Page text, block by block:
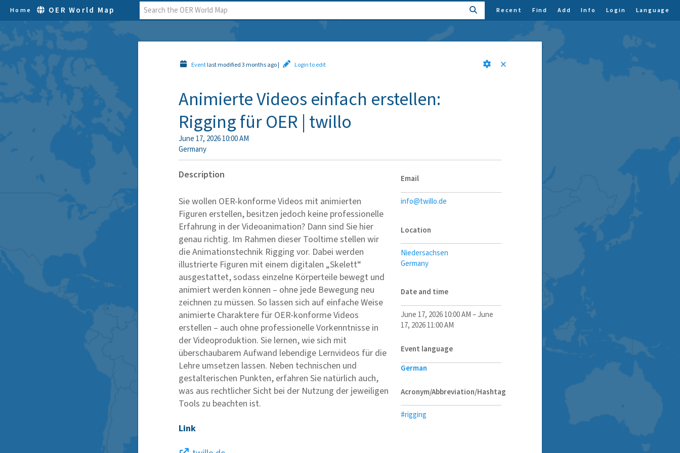
Home OER World Map Recent Find Add Info Login Language
Eventlast modified 3 months ago| Login to edit
Animierte Videos einfach erstellen:
Rigging für OER | twillo
June 17, 2026 10:00 AM
Germany
Description
Sie wollen OER-konforme Videos mit animierten
Figuren erstellen, besitzen jedoch keine professionelle
Erfahrung in der Videoanimation? Dann sind Sie hier
genau richtig. Im Rahmen dieser Tooltime stellen wir
die Animationstechnik Rigging vor. Dabei werden
illustrierte Figuren mit einem digitalen „Skelett“
ausgestattet, sodass einzelne Körperteile bewegt und
animiert werden können – ohne jede Bewegung neu
zeichnen zu müssen. So lassen sich auf einfache Weise
animierte Charaktere für OER-konforme Videos
erstellen – auch ohne professionelle Vorkenntnisse in
der Videoproduktion. Sie lernen, wie sich mit
überschaubarem Aufwand lebendige Lernvideos für die
Lehre umsetzen lassen. Neben technischen und
gestalterischen Punkten, erfahren Sie natürlich auch,
was aus rechtlicher Sicht bei der Nutzung der jeweiligen
Tools zu beachten ist.
Link
Email
info@twillo.de
Location
Niedersachsen
Germany
Date and time
June 17, 2026 10:00 AM–June
17, 2026 11:00 AM
Event language
German
Acronym/Abbreviation/Hashtag
#rigging